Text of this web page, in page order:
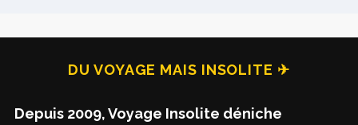
DU VOYAGE MAIS INSOLITE ✈
Depuis 2009, Voyage Insolite déniche